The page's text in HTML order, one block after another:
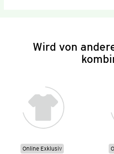
Wird von
Online Exklusiv